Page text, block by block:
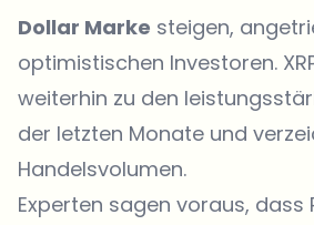
Dollar Marke steigen,
optimistischen Investoren.
weiterhin zu den
der letzten Monate und
Handelsvolumen.
Experten sagen voraus, dass